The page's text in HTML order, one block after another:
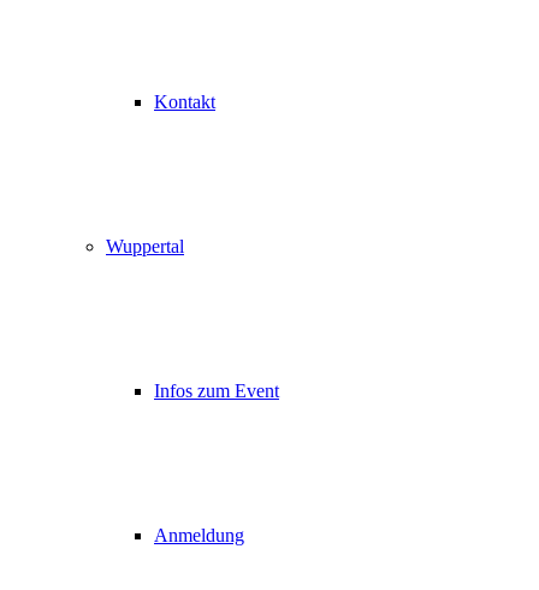
Kontakt
Wuppertal
Infos zum Event
Anmeldung